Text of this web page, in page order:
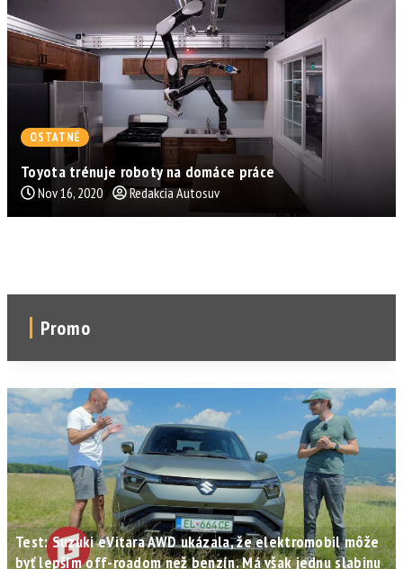
OSTATNÉ
Toyota trénuje roboty na domáce práce
Nov 16, 2020 Redakcia Autosuv
Promo
Test: Suzuki eVitara AWD ukázala, že elektromobil môže
byť lepším off-roadom než benzín. Má však jednu slabinu